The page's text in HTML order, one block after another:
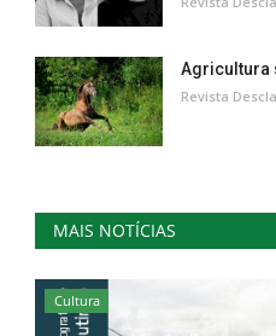
Agricultura
Revista Descla
MAIS NOTÍCIAS
Cultura